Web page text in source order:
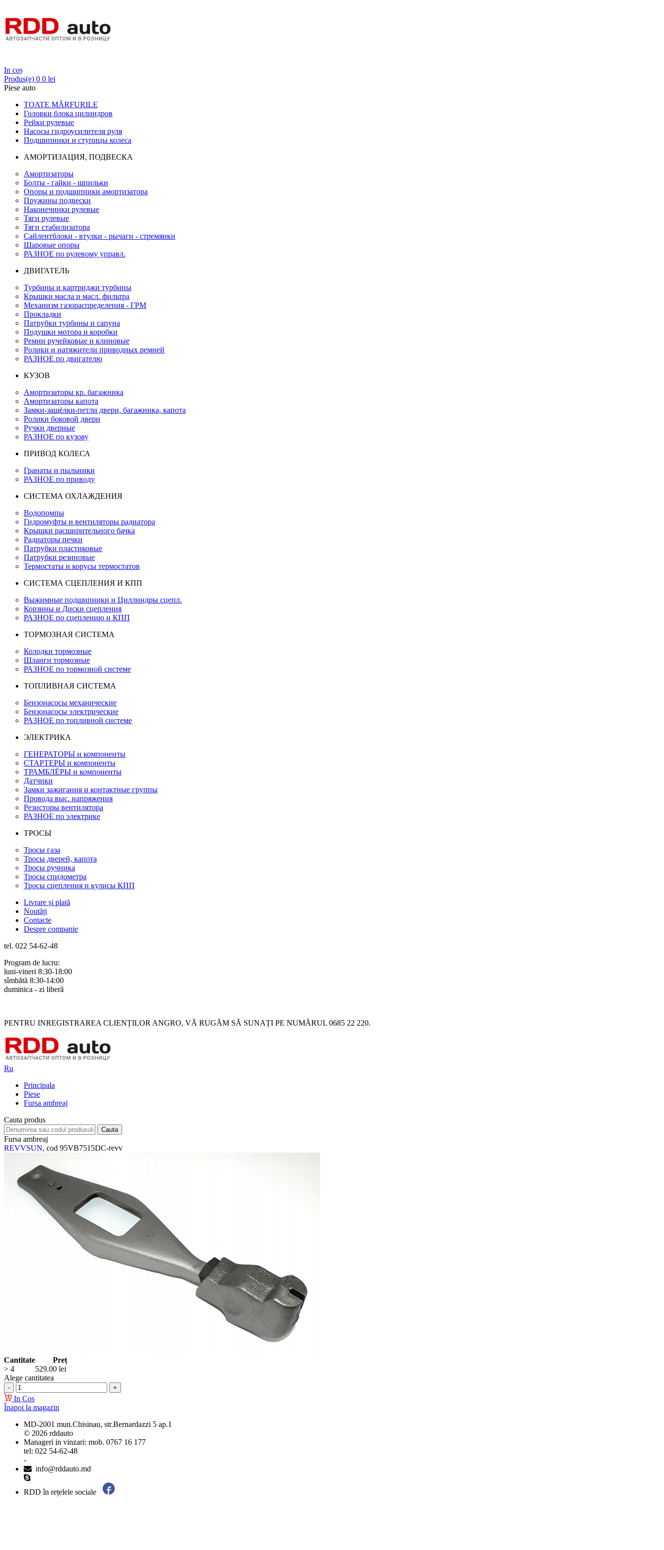
In coș
Produs(e) 0 0 lei
Piese auto
TOATE MĂRFURILE
Головки блока цилиндров
Рейки рулевые
Насосы гидроусилителя руля
Подшипники и ступицы колеса
АМОРТИЗАЦИЯ, ПОДВЕСКА
Амортизаторы
Болты - гайки - шпильки
Опоры и подшипники амортизатора
Пружины подвески
Наконечники рулевые
Тяги рулевые
Тяги стабилизатора
Сайлентблоки - втулки - рычаги - стремянки
Шаровые опоры
РАЗНОЕ по рулевому управл.
ДВИГАТЕЛЬ
Турбины и картриджи турбины
Крышки масла и масл. фильтра
Механизм газораспределения - ГРМ
Прокладки
Патрубки турбины и сапуна
Подушки мотора и коробки
Ремни ручейковые и клиновые
Ролики и натяжители приводных ремней
РАЗНОЕ по двигателю
КУЗОВ
Амортизаторы кр. багажника
Амортизаторы капота
Замки-защёлки-петли двери, багажника, капота
Ролики боковой двери
Ручки дверные
РАЗНОЕ по кузову
ПРИВОД КОЛЕСА
Гранаты и пыльники
РАЗНОЕ по приводу
СИСТЕМА ОХЛАЖДЕНИЯ
Водопомпы
Гидромуфты и вентиляторы радиатора
Крышки расширительного бачка
Радиаторы печки
Патрубки пластиковые
Патрубки резиновые
Термостаты и корусы термостатов
СИСТЕМА СЦЕПЛЕНИЯ И КПП
Выжимные подшипники и Циллиндры сцепл.
Корзины и Диски сцепления
РАЗНОЕ по сцеплению и КПП
ТОРМОЗНАЯ СИСТЕМА
Колодки тормозные
Шланги тормозные
РАЗНОЕ по тормозной системе
ТОПЛИВНАЯ СИСТЕМА
Бензонасосы механические
Бензонасосы электрические
РАЗНОЕ по топливной системе
ЭЛЕКТРИКА
ГЕНЕРАТОРЫ и компоненты
СТАРТЕРЫ и компоненты
ТРАМБЛЁРЫ и компоненты
Датчики
Замки зажигания и контактные группы
Провода выс. напряжения
Резисторы вентилятора
РАЗНОЕ по электрике
ТРОСЫ
Тросы газа
Тросы дверей, капота
Тросы ручника
Тросы спидометра
Тросы сцепления и кулисы КПП
Livrare și plată
Noutăți
Contacte
Despre companie
tel. 022 54-62-48
Program de lucru:
luni-vineri 8:30-18:00
sîmbătă 8:30-14:00
duminica - zi liberă
PENTRU INREGISTRAREA CLIENȚILOR ANGRO, VĂ RUGĂM SĂ SUNAȚI PE NUMĂRUL 0685 22 220.
Ru
Principala
Piese
Fursa ambreaj
Cauta produs
Fursa ambreaj
REVVSUN, cod 95VB7515DC-revv
Cantitate
Preț
> 4
529.00 lei
Alege cantitatea
In Cos
Înapoi la magazin
MD-2001 mun.Chisinau, str.Bernardazzi 5 ap.1
© 2026 rddauto
Manageri in vinzari: mob. 0767 16 177
tel: 022 54-62-48
-
info@rddauto.md
RDD în rețelele sociale